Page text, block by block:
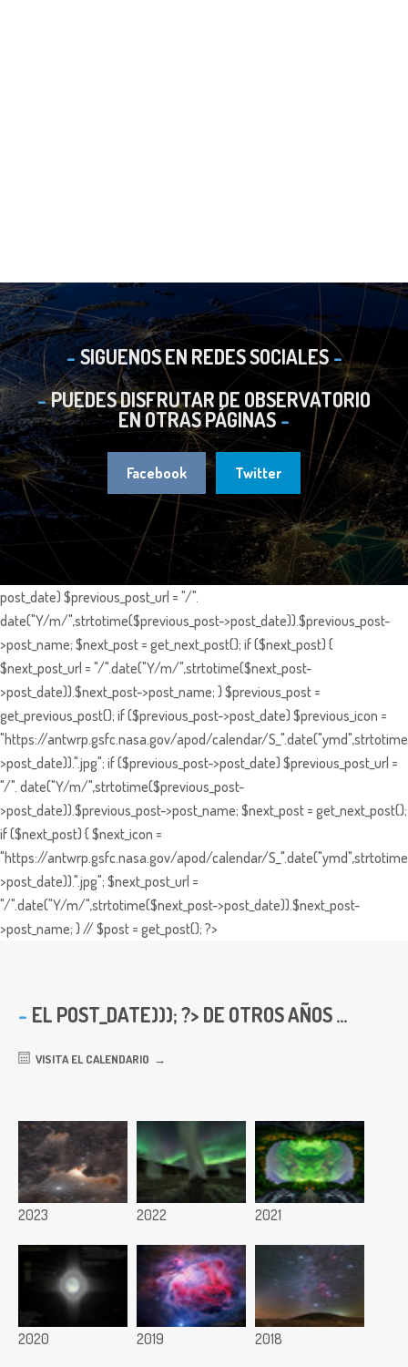
SIGUENOS EN REDES SOCIALES
PUEDES DISFRUTAR DE OBSERVATORIO
EN OTRAS PÁGINAS
Facebook Twitter
post_date) $previous_post_url = "/".
date("Y/m/",strtotime($previous_post->post_date)).$previous_post-
>post_name; $next_post = get_next_post(); if ($next_post) {
$next_post_url = "/".date("Y/m/",strtotime($next_post-
>post_date)).$next_post->post_name; } $previous_post =
get_previous_post(); if ($previous_post->post_date) $previous_icon =
"https://antwrp.gsfc.nasa.gov/apod/calendar/
>post_date)).".jpg"; if ($previous_post->post_date) $previous_post_url =
"/". date("Y/m/",strtotime($previous_post-
>post_date)).$previous_post->post_name; $next_post = get_next_post();
if ($next_post) { $next_icon =
"https://antwrp.gsfc.nasa.gov/apod/calendar/
>post_date)).".jpg"; $next_post_url =
"/".date("Y/m/",strtotime($next_post->post_date)).$next_post-
>post_name; } // $post = get_post(); ?>
EL POST_DATE))); ?> DE OTROS AÑOS ...
VISITA EL CALENDARIO
2023 2022 2021
2020 2019 2018